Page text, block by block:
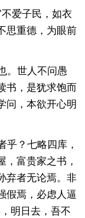
爱子民，如衣
思重德，为眼前
。世人不问愚
书，是犹求饱而
问，本欲开心明
乎？七略四库，
，富贵家之书，
弃者无论焉。非
假焉，必虑人逼
明日去，吾不